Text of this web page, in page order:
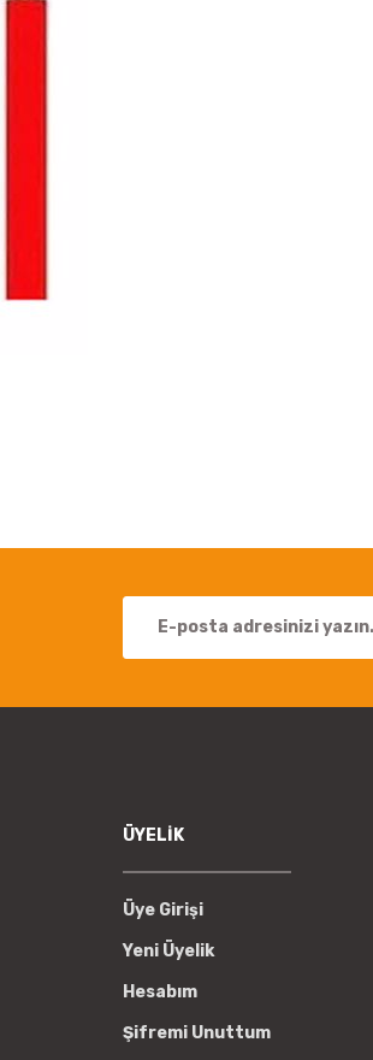
ÜYELİK
Üye Girişi
Yeni Üyelik
Hesabım
Şifremi Unuttum